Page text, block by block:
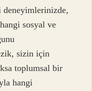
deneyimlerinizde,
sosyal ve
sizin için
toplumsal bir
hangi